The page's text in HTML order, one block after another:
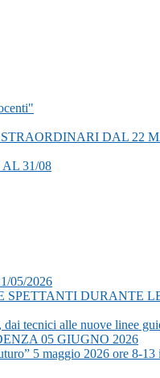
DAL 22
31/08
05/2026
SPETTANTI DURANTE
tecnici alle nuove linee
05 GIUGNO 2026
5 maggio 2026 ore 8-